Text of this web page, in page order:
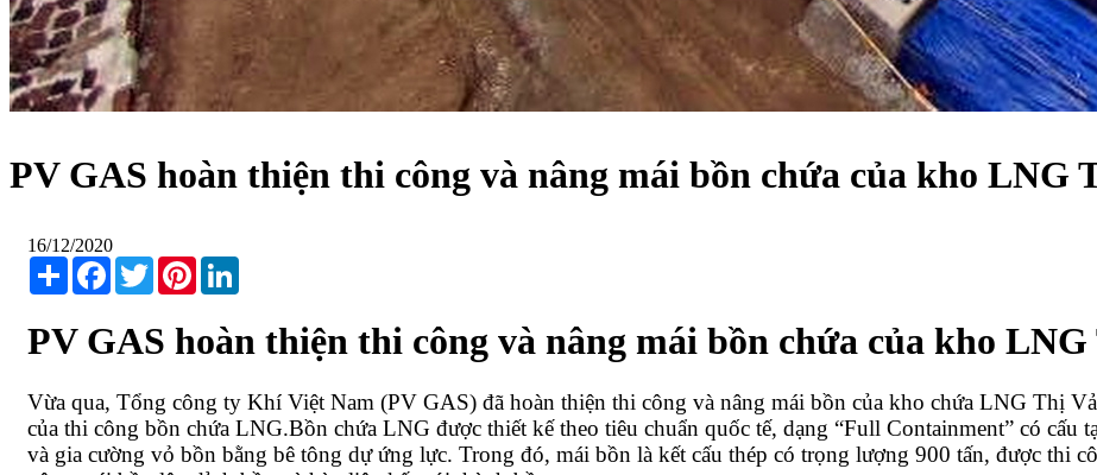
PV GAS hoàn thiện thi công và nâng mái bồn chứa của kho LNG
16/12/2020
Share Facebook
TwitterPinterest
PV GAS hoàn thiện thi công và nâng mái bồn chứa của kho
Vừa qua, Tổng công ty Khí Việt Nam (PV GAS) đã hoàn thiện thi công và nâng mái bồn của kho chứa LNG Thị
của thi công bồn chứa LNG.Bồn chứa LNG được thiết kế theo tiêu chuẩn quốc tế, dạng “Full Containment” có cấu
và gia cường vỏ bồn bằng bê tông dự ứng lực. Trong đó, mái bồn là kết cấu thép có trọng lượng 900 tấn, được thi